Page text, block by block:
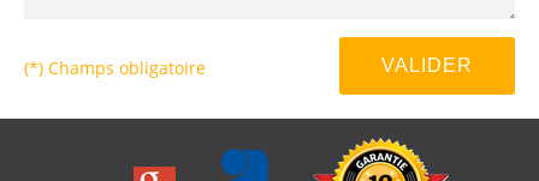
(*) Champs obligatoire